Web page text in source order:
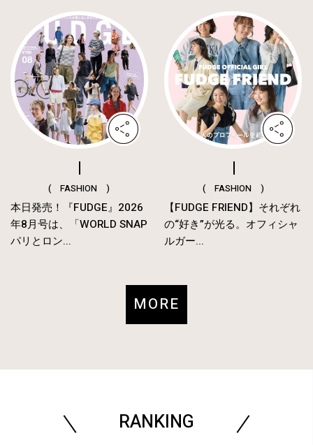
( FASHION )
本日発売！『FUDGE』2026
年8月号は、「WORLD SNAP
パリとロン...
( FASHION )
【FUDGE FRIEND】それぞれ
の“好き”が光る。オフィシャ
ルガー...
MORE
RANKING